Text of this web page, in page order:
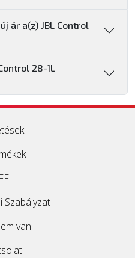
ár a(z) JBL Control
28-1L
Szabályzat
van